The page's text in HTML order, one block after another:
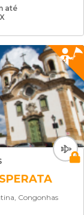
até
Congonhas